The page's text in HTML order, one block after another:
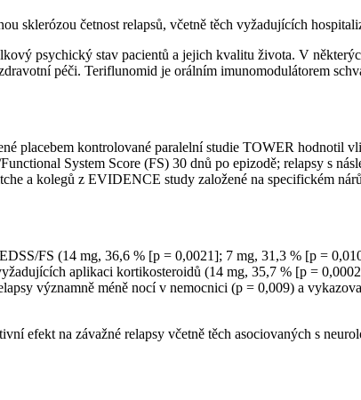
sklerózou četnost relapsů, včetně těch vyžadujících
psychický stav pacientů a jejich kvalitu života. V
péči. Teriflunomid je orálním imunomodulátorem
placebem kontrolované paralelní studie TOWER hodnotil
System Score (FS) 30 dnů po epizodě; relapsy s
a kolegů z EVIDENCE study založené na specifickém
FS (14 mg, 36,6 % [p = 0,0021]; 7 mg, 31,3 % [p =
aplikaci kortikosteroidů (14 mg, 35,7 % [p =
významně méně nocí v nemocnici (p = 0,009) a
efekt na závažné relapsy včetně těch asociovaných s